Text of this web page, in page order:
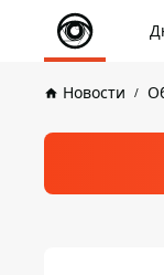
Новости